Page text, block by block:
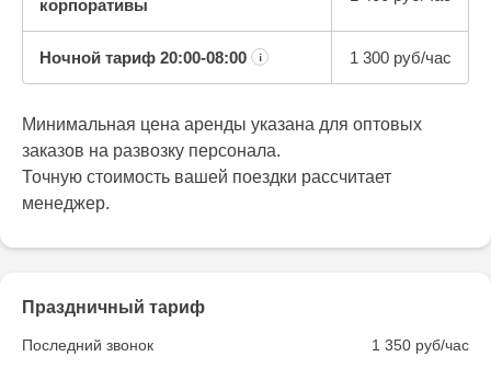
корпоративы
Ночной тариф 20:00-08:00 ¡ 1 300 руб/час
Минимальная цена аренды указана для оптовых
заказов на развозку персонала.
Точную стоимость вашей поездки рассчитает
менеджер.
Праздничный тариф
Последний звонок 1 350 руб/час